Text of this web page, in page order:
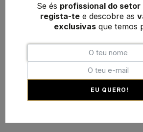
Se és profissional do setor
regista-te e descobre as
exclusivasque temos
EU QUERO!